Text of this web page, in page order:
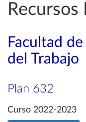
Facultad
del Trabajo
Plan 632
Curso 2022-2023